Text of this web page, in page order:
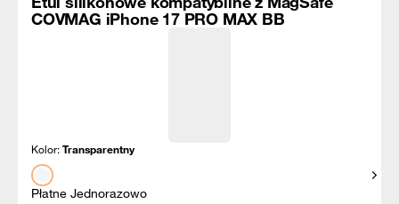
COVMAG iPhone 17 PRO MAX BB
Kolor:Transparentny
Płatne Jednorazowo